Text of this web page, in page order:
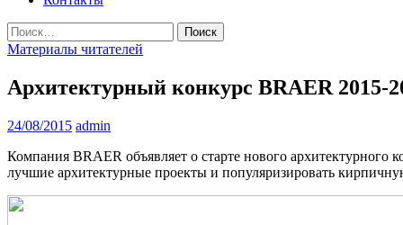
Найти:
Материалы читателей
Архитектурный конкурс BRAER 2015-
24/08/2015 admin
Компания BRAER объявляет о старте нового
лучшие архитектурные проекты и популяризировать